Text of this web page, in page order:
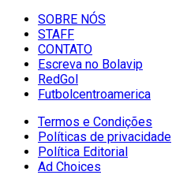
SOBRE NÓS
STAFF
CONTATO
Escreva no Bolavip
RedGol
Futbolcentroamerica
Termos e Condições
Políticas de privacidade
Política Editorial
Ad Choices